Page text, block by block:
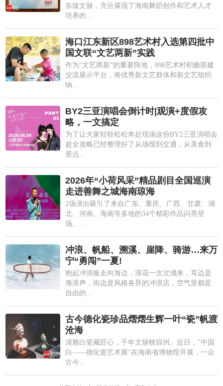
东坡文脉，充分展现了海南舞蹈创作和艺术人才
培养的...
海口江东新区898艺术村入选第四批中
国文联“文艺两新”实践
作为"文艺两新"的重要阵地，898艺术村积极搭建
交流展示平台，将优秀新文艺群体和新文艺组织
纳...
BY2三亚演唱会倒计时|观演+度假攻
略，一文搞定
为了让大家轻轻松松奔赴现场这份BY2三亚演唱会
超全攻略已经整理好了从场馆到交通，从美食到
景点...
2026年“小荷风采”精品剧目全国巡演
走进善舞之城海南琼海
2场演出吸引了来自广东、重庆、广西、甘肃、湖
北、河南、海南等多地的34个精彩作品闪亮登
场。...
冲浪、帆船、溯溪、崖降、骑游…来万
宁“勇闯”一夏!
抱起冲浪板走向海边，浪花一次次涌来，耳边是
海浪声，街边是风格各异的冲浪店，空气里都是
自由的...
古今德化瓷珍品熠熠生辉一叶“瓷”帆渡
沧海
清雅白瓷藏匠心，千年文脉映琼州。近日，"中国
白——德化瓷艺术展"在海南省博物馆开展，一众
古今...